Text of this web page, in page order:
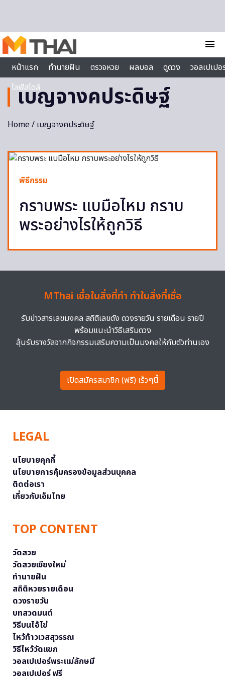
menu
หน้าแรก
ทำนายฝัน ตรวจหวย ผลบอล ดูดวง
วอลเปเป
ไลฟ์สไตล์
เบญจางคประดิษฐ์
Home/ เบญจางคประดิษฐ์
พิธีกรรม
กราบพระ แบมือไหม กราบ
พระอย่างไรให้ถูกวิธี
MThai เชื่อในสิ่งที่ทำ ทำในสิ่งที่เชื่อ
รับข่าวสารเลขมงคล สถิติเลขดัง ดวงรายวัน รายเดือน รายปี
พร้อมแนะนำวิธีเสริมดวง
ลุ้นรับรางวัลจากกิจกรรมเสริมความเป็นมงคลให้กับตัวท่านเอง
เปิดสมัครสมาชิก (ฟรี) เร็วๆนี้
LEGAL
นโยบายคุกกี้
นโยบายการคุ้มครองข้อมูลส่วนบุคคล
ติดต่อเรา
เกี่ยวกับเอ็มไทย
TOP CONTENT
วัดสวย
วัดสวยเชียงใหม่
ทำนายฝัน
สถิติหวยรายเดือน
ดวงรายวัน
บทสวดมนต์
วิธีบนไอ้ไข่
ไหว้ท้าวเวสสุวรรณ
วิธีไหว้วัดแขก
วอลเปเปอร์พระแม่ลักษมี
วอลเปเปอร์ ฟรี